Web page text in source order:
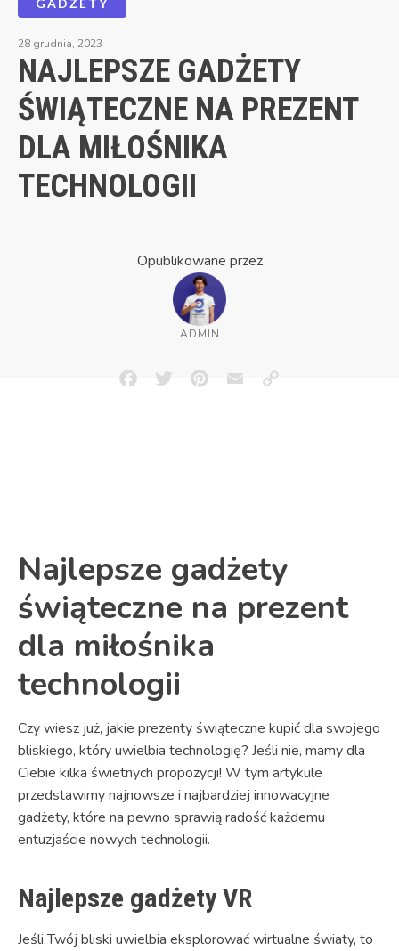
GADŻETY
28 grudnia, 2023
NAJLEPSZE GADŻETY
ŚWIĄTECZNE NA PREZENT
DLA MIŁOŚNIKA
TECHNOLOGII
Opublikowane przez
ADMIN
FacebookTwitterPinterestEmailCopy
Najlepsze gadżety
świąteczne na prezent
dla miłośnika
technologii
Czy wiesz już, jakie prezenty świąteczne kupić dla swojego
bliskiego, który uwielbia technologię? Jeśli nie, mamy dla
Ciebie kilka świetnych propozycji! W tym artykule
przedstawimy najnowsze i najbardziej innowacyjne
gadżety, które na pewno sprawią radość każdemu
entuzjaście nowych technologii.
Najlepsze gadżety VR
Jeśli Twój bliski uwielbia eksplorować wirtualne światy, to